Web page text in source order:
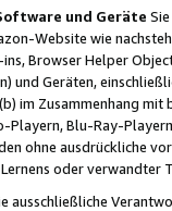
und Geräte
Website wie
Browser Helper
und Geräten,
im Zusammenhang
Blu-Ray-
ohne ausdrückliche
oder
ausschließliche